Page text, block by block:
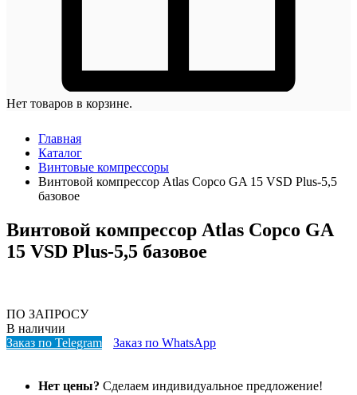
Нет товаров в корзине.
Главная
Каталог
Винтовые компрессоры
Винтовой компрессор Atlas Copco GA 15 VSD Plus-5,5
базовое
Винтовой компрессор Atlas Copco GA
15 VSD Plus-5,5 базовое
ПО ЗАПРОСУ
В наличии
Заказ по Telegram
Заказ по WhatsApp
Нет цены? Сделаем индивидуальное предложение!